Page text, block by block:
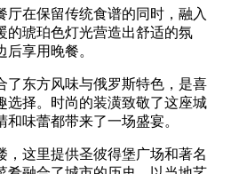
厅在保留传统食谱的同时，融入
的琥珀色灯光营造出舒适的氛
享用晚餐。
了东方风味与俄罗斯特色，是喜
选择。时尚的装潢致敬了这座城
味蕾都带来了一场盛宴。
，这里提供圣彼得堡广场和著名